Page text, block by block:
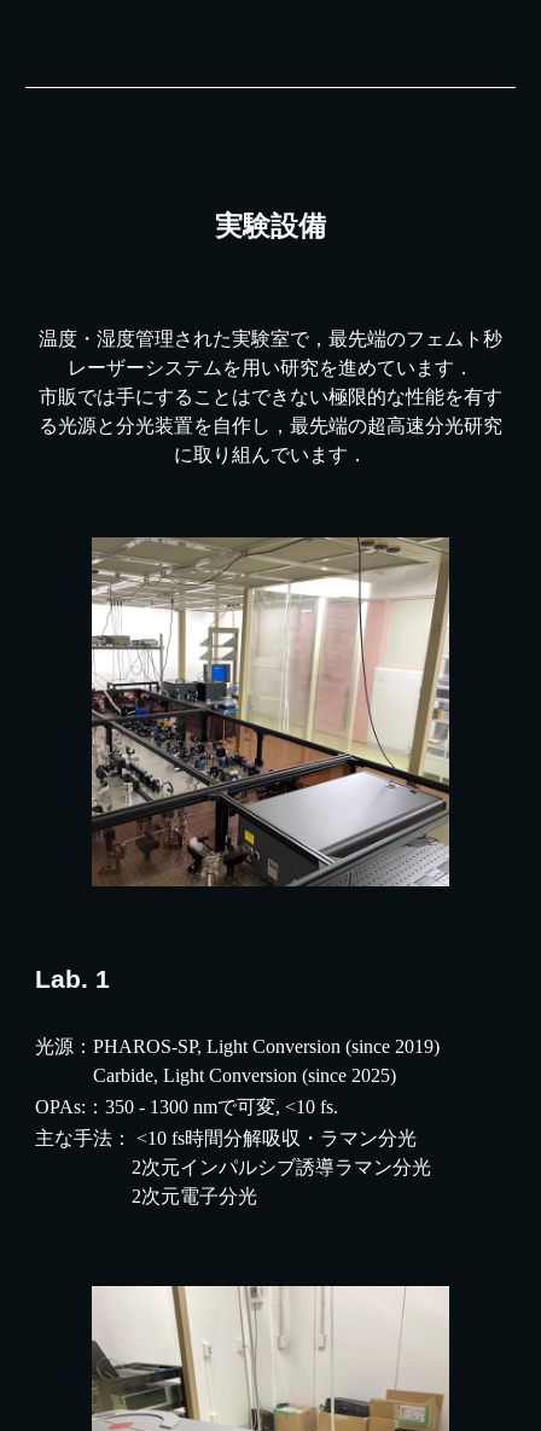
実験設備
温度・湿度管理された実験室で，最先端のフェムト秒
レーザーシステムを用い研究を進めています．
市販では手にすることはできない極限的な性能を有す
る光源と分光装置を自作し，最先端の超高速分光研究
に取り組んでいます．
Lab. 1
光源：PHAROS-SP, Light Conversion (since 2019)
Carbide,Light Conversion (since 2025)
OPAs:：350 - 1300 nmで可変, <10 fs.
主な手法： <10 fs時間分解吸収・ラマン分光
2次元インパルシブ誘導ラマン分光
2次元電子分光